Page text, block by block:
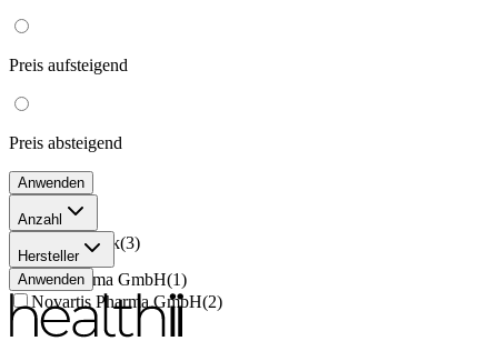
Preis aufsteigend
Preis absteigend
Anwenden
Anzahl
1x120 Stück(3)
Hersteller
CC Pharma GmbH(1)
Novartis Pharma GmbH(2)
Anwenden